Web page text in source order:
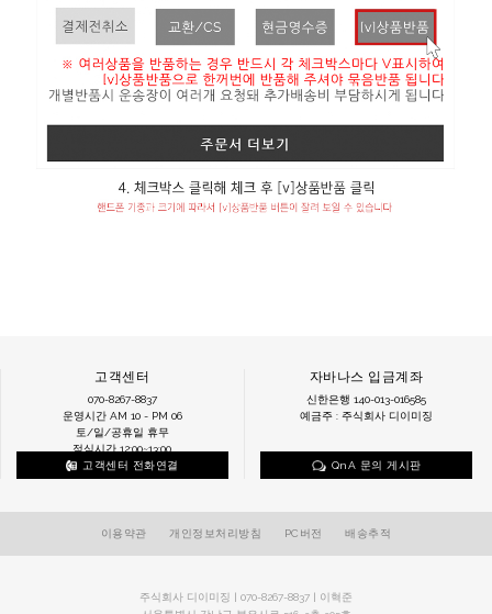
고객센터
070-8267-8837
운영시간 AM 10 - PM 06
토/일/공휴일 휴무
점심시간 12:00~13:00
고객센터 전화연결
자바나스 입금계좌
신한은행 140-013-016585
예금주 : 주식회사 디이미징
QnA 문의 게시판
이용약관 개인정보처리방침 PC버전 배송추적
주식회사 디이미징 | 070-8267-8837 | 이혁준